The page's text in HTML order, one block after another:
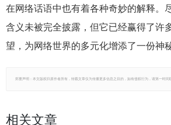
在网络话语中也有着各种奇妙的解释。
含义未被完全披露，但它已经赢得了许
望，为网络世界的多元化增添了一份神
郑重声明：本文版权归原作者所有，转载文章仅为传播更多信息之目的，如有侵权行为，请第一时间
相关文章